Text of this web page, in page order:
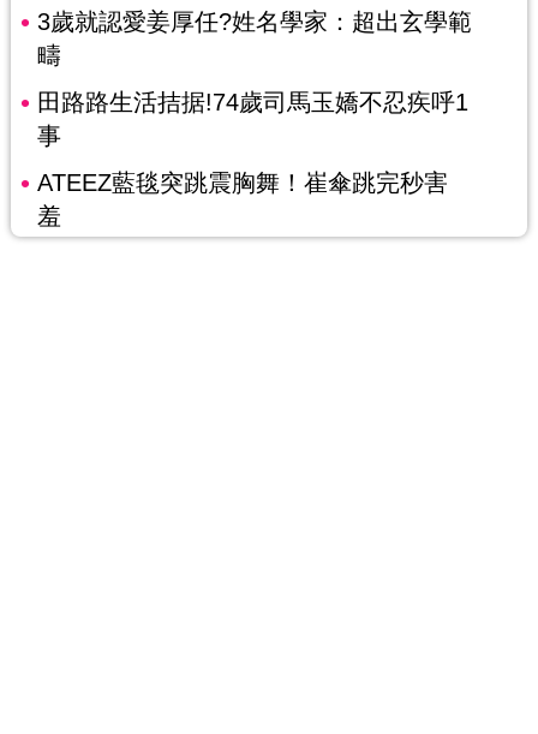
3歲就認愛姜厚任?姓名學家：超出玄學範
疇
田路路生活拮据!74歲司馬玉嬌不忍疾呼1
事
ATEEZ藍毯突跳震胸舞！崔傘跳完秒害
羞